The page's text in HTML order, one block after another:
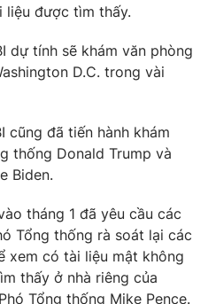
hình Việt Nam
điện tử số 483/GP-BTTTT
Mỹ Hạnh, Phạm Quốc Thắng,
- 024.38 355 932
liệu được tìm thấy.
dự tính sẽ khám văn phòng
D.C. trong vài
cũng đã tiến hành khám
thống Donald Trump và
Biden.
tháng 1 đã yêu cầu các
Tổng thống rà soát lại các
xem có tài liệu mật không
thấy ở nhà riêng của
Tổng thống Mike Pence.